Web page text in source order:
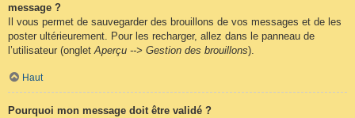
message ?
Il vous permet de sauvegarder des brouillons de vos messages et de les
poster ultérieurement. Pour les recharger, allez dans le panneau de
l’utilisateur (ongletAperçu --> Gestion des brouillons).
Haut
Pourquoi mon message doit être validé ?